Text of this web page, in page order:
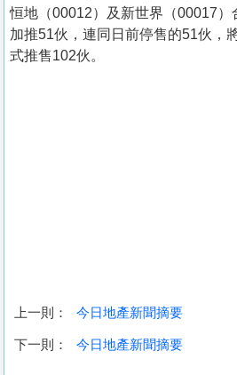
收
恒地（00012）及新世界（00017）
加推51伙，連同日前停售的51伙，
式推售102伙。
上一則： 今日地產新聞摘要
下一則： 今日地產新聞摘要